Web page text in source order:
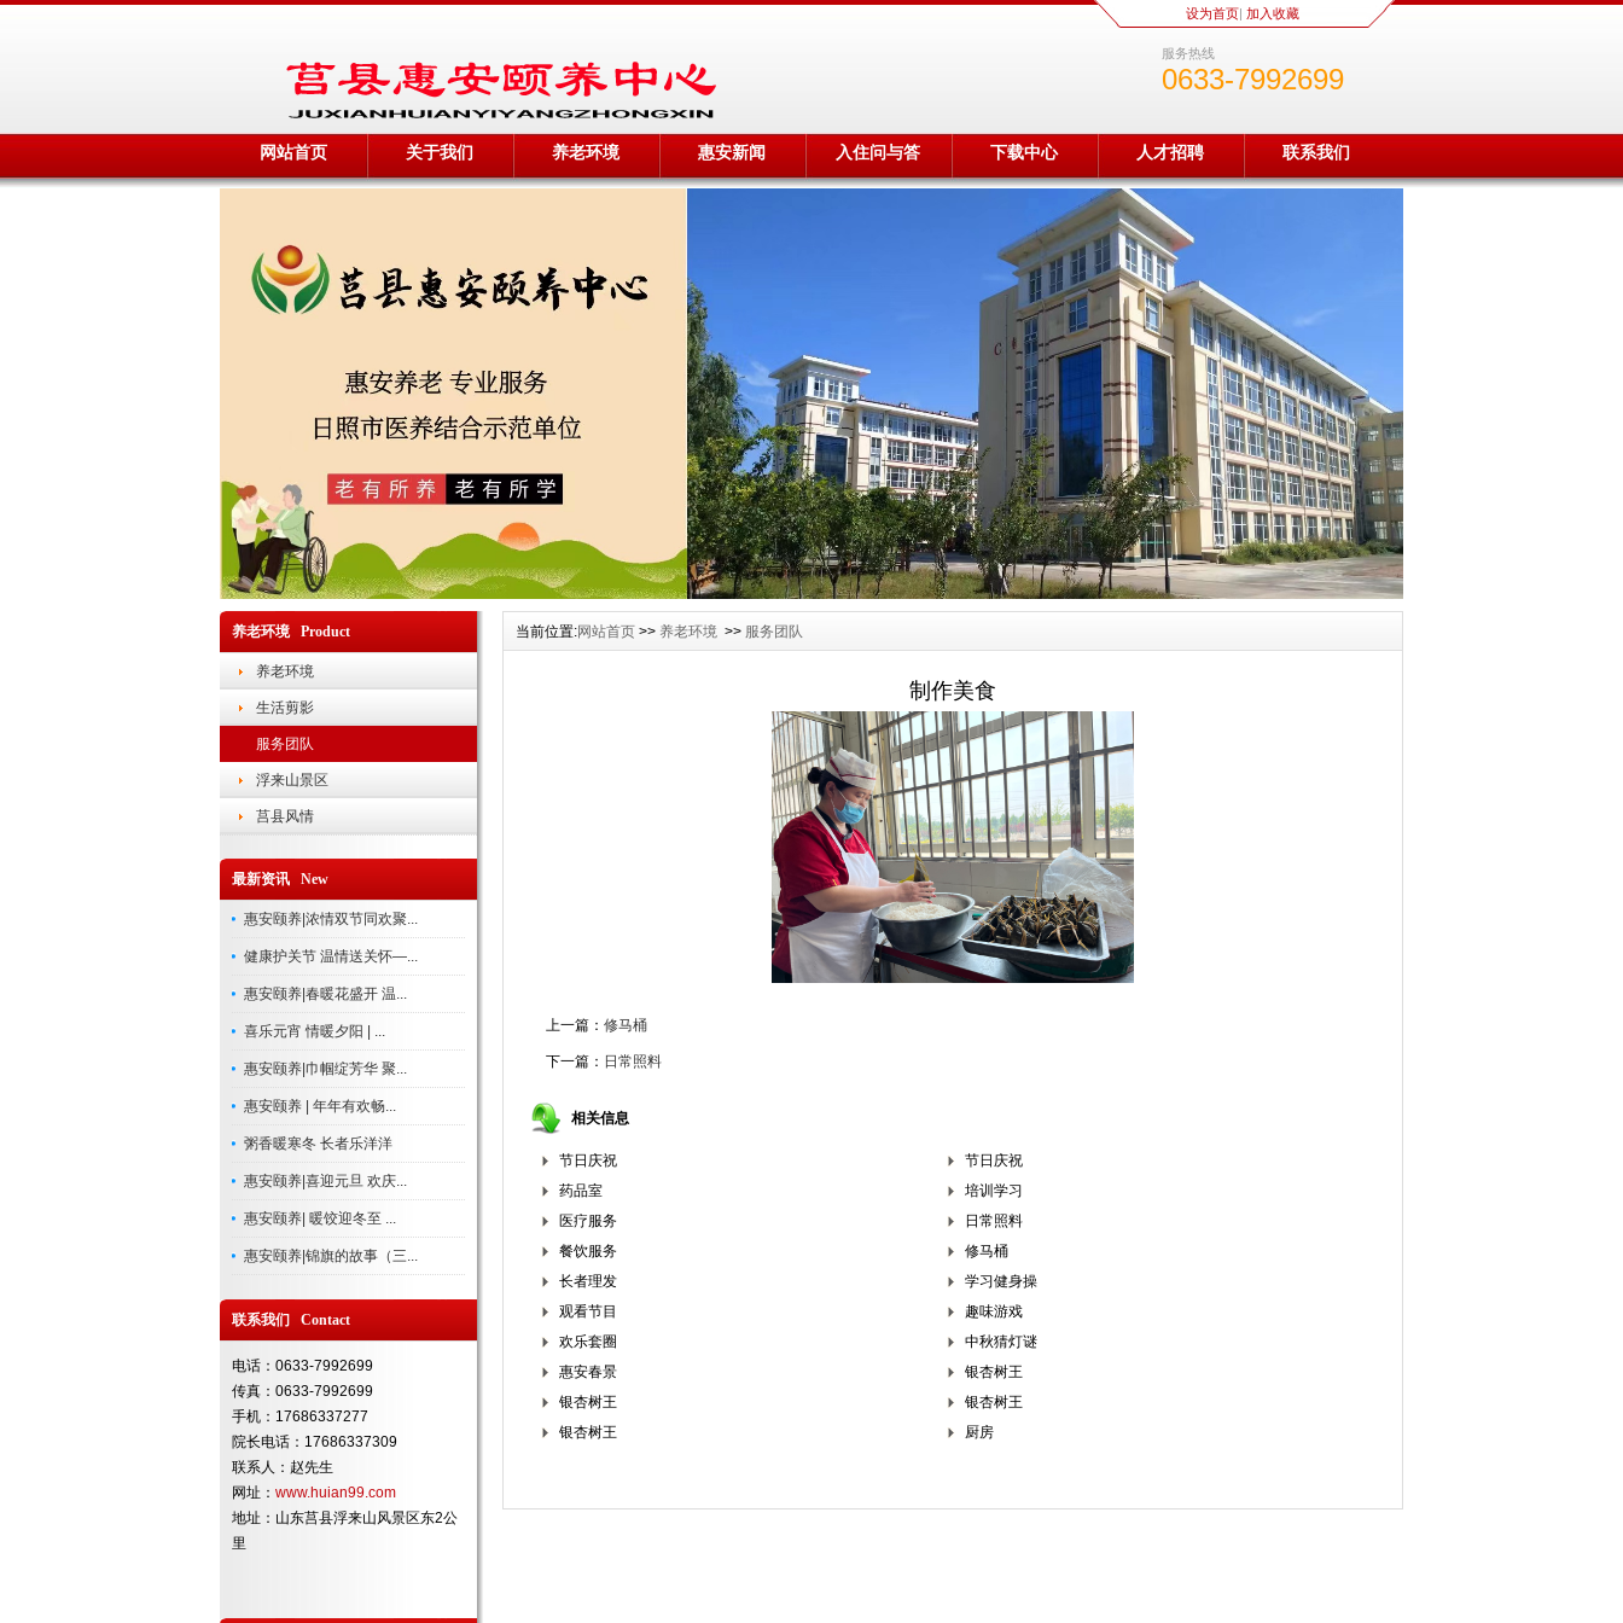
设为首页| 加入收藏
服务热线
0633-7992699
网站首页 关于我们 养老环境 惠安新闻 入住问与答 下载中心 人才招聘 联系我们
养老环境 Product
养老环境
生活剪影
服务团队
浮来山景区
莒县风情
最新资讯 New
惠安颐养|浓情双节同欢聚...
健康护关节 温情送关怀—...
惠安颐养|春暖花盛开 温...
喜乐元宵 情暖夕阳 | ...
惠安颐养|巾帼绽芳华 聚...
惠安颐养 | 年年有欢畅...
粥香暖寒冬 长者乐洋洋
惠安颐养|喜迎元旦 欢庆...
惠安颐养| 暖饺迎冬至 ...
惠安颐养|锦旗的故事（三...
联系我们 Contact
电话：0633-7992699
传真：0633-7992699
手机：17686337277
院长电话：17686337309
联系人：赵先生
网址： www.huian99.com
地址：山东莒县浮来山风景区东2公
里
当前位置:网站首页 >> 养老环境 >> 服务团队
制作美食
上一篇： 修马桶
下一篇： 日常照料
相关信息
节日庆祝
节日庆祝
药品室
培训学习
医疗服务
日常照料
餐饮服务
修马桶
长者理发
学习健身操
观看节目
趣味游戏
欢乐套圈
中秋猜灯谜
惠安春景
银杏树王
银杏树王
银杏树王
银杏树王
厨房